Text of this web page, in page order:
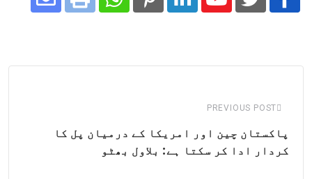
Youtube
LinkedIn
Pinterest
Whatsapp
Print
PREVIOUS POST
پاکستان چین اور امریکا کے درمیان پل کا
کردار ادا کر سکتا ہے: بلاول بھٹو